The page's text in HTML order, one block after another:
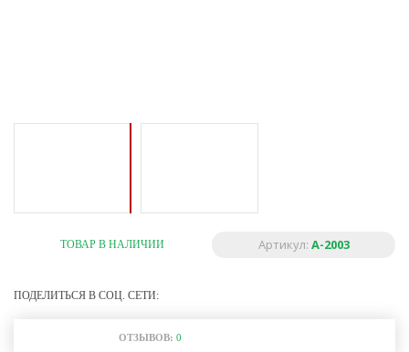
ТОВАР В НАЛИЧИИ Артикул: A-2003
ПОДЕЛИТЬСЯ В СОЦ. СЕТИ:
ОТЗЫВОВ: 0